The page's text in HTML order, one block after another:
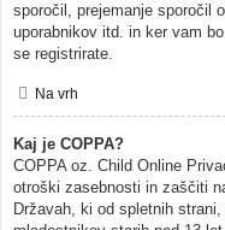
sporočil, prejemanje sporočil
uporabnikov itd. in ker vam
se registrirate.
Na vrh
Kaj je COPPA?
COPPA oz. Child Online
otroški zasebnosti in zaščiti
Državah, ki od spletnih